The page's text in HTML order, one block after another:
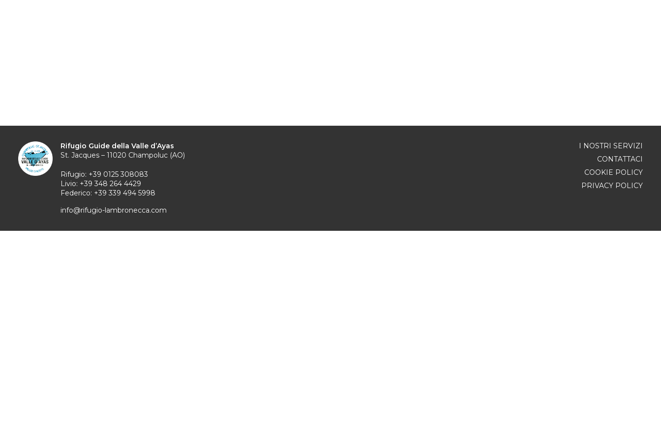
Rifugio Guide della Valle d’Ayas
St. Jacques – 11020 Champoluc (AO)
Rifugio: +39 0125 308083
Livio: +39 348 264 4429
Federico: +39 339 494 5998
info@rifugio-lambronecca.com
I NOSTRI SERVIZI
CONTATTACI
COOKIE POLICY
PRIVACY POLICY